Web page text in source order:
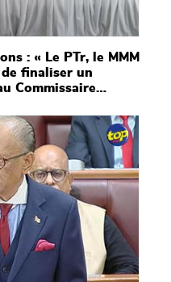
: « Le PTr, le MMM
finaliser un
Commissaire